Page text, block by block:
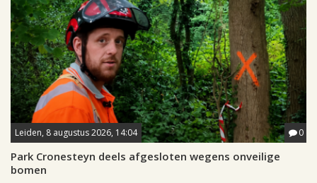
Leiden, 8 augustus 2026, 14:04 0
Park Cronesteyn deels afgesloten wegens onveilige
bomen